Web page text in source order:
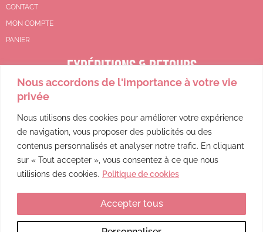
Nous accordons de l'importance à votre vie
privée
Nous utilisons des cookies pour améliorer votre expérience
de navigation, vous proposer des publicités ou des
contenus personnalisés et analyser notre trafic. En cliquant
sur « Tout accepter », vous consentez à ce que nous
utilisions des cookies. Politique de cookies
Accepter tous
CONTACT
MON COMPTE
PANIER
EXPÉDITIONS & RETOURS
CGV
POLITIQUE DE REMBOURSEMENT
POLITIQUE DE CONFIDENTIALITÉ
MENTIONS LÉGALES